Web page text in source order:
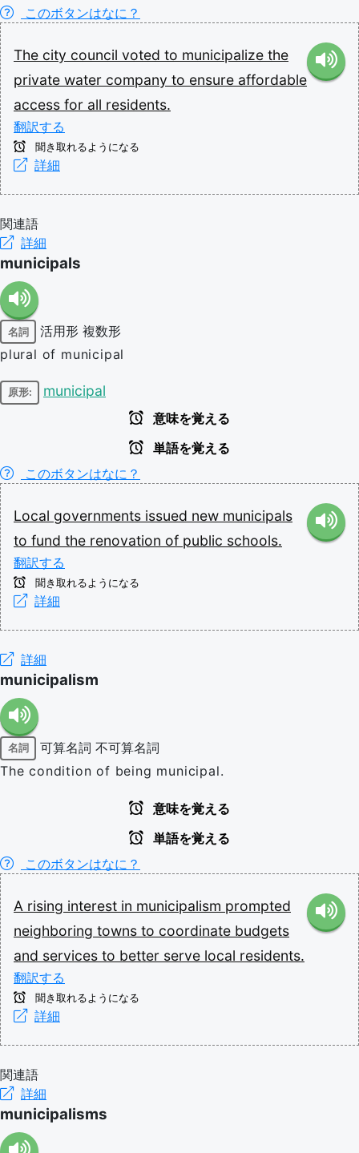
このボタンはなに？
The city council voted to municipalize the
private water company to ensure affordable
access for all residents.
翻訳する
聞き取れるようになる
詳細
関連語
詳細
municipals
名詞 活用形 複数形
plural of municipal
原形: municipal
意味を覚える
単語を覚える
このボタンはなに？
Local governments issued new municipals
to fund the renovation of public schools.
翻訳する
聞き取れるようになる
詳細
詳細
municipalism
名詞 可算名詞 不可算名詞
The condition of being municipal.
意味を覚える
単語を覚える
このボタンはなに？
A rising interest in municipalism prompted
neighboring towns to coordinate budgets
and services to better serve local residents.
翻訳する
聞き取れるようになる
詳細
関連語
詳細
municipalisms